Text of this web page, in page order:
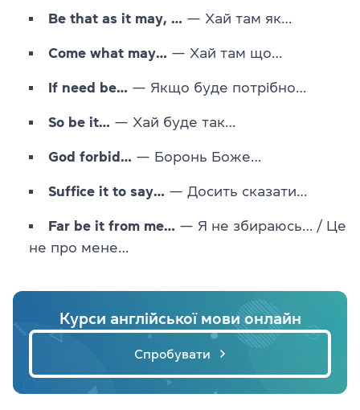
Be that as it may, … — Хай там як…
Come what may… — Хай там що…
If need be… — Якщо буде потрібно…
So be it… — Хай буде так…
God forbid… — Боронь Боже…
Suffice it to say… — Досить сказати…
Far be it from me… — Я не збираюсь… / Це
не про мене…
Курси англійської мови онлайн
Спробувати